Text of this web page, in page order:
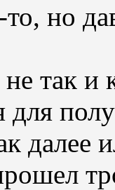
то, но
так
для
далее